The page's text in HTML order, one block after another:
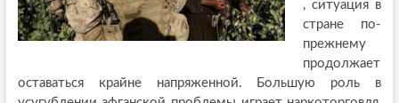
, ситуация в
стране по-
прежнему
продолжает
оставаться крайне напряженной. Большую роль в